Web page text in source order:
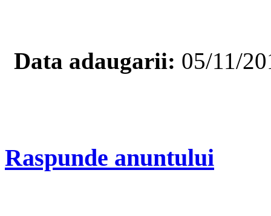
Data adaugarii: 05/11/
Raspunde anuntului